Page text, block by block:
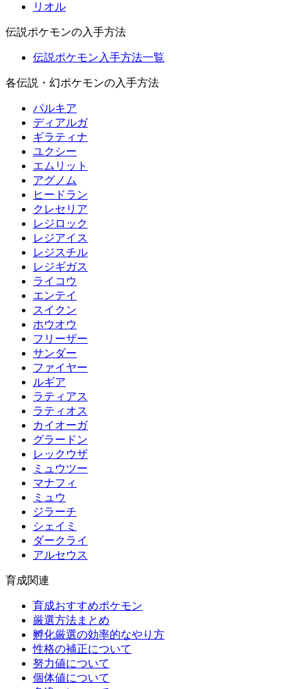
リオル
伝説ポケモンの入手方法
伝説ポケモン入手方法一覧
各伝説・幻ポケモンの入手方法
パルキア
ディアルガ
ギラティナ
ユクシー
エムリット
アグノム
ヒードラン
クレセリア
レジロック
レジアイス
レジスチル
レジギガス
ライコウ
エンテイ
スイクン
ホウオウ
フリーザー
サンダー
ファイヤー
ルギア
ラティアス
ラティオス
カイオーガ
グラードン
レックウザ
ミュウツー
マナフィ
ミュウ
ジラーチ
シェイミ
ダークライ
アルセウス
育成関連
育成おすすめポケモン
厳選方法まとめ
孵化厳選の効率的なやり方
性格の補正について
努力値について
個体値について